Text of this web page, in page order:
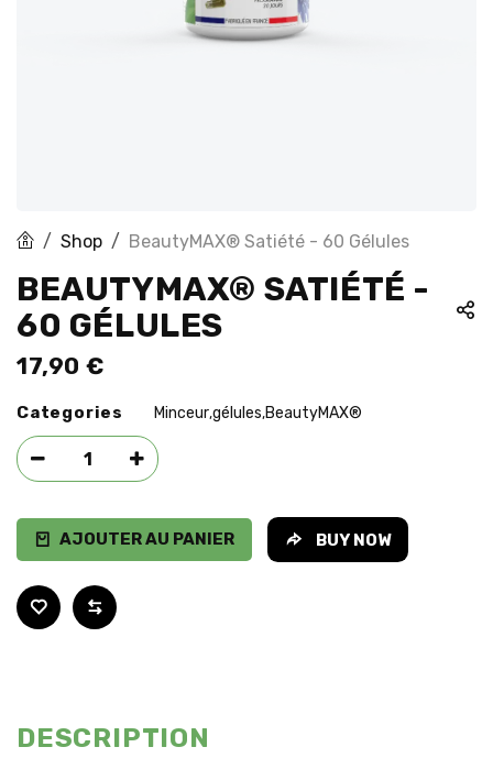
Shop BeautyMAX® Satiété - 60 Gélules
BEAUTYMAX® SATIÉTÉ -
60 GÉLULES
17,90 €
Categories Minceur,gélules,BeautyMAX®
AJOUTER AU PANIER BUY NOW
DESCRIPTION